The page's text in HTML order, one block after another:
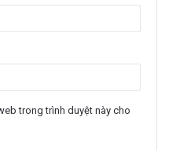
trong trình duyệt này cho